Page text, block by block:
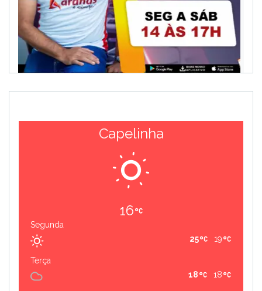
Capelinha
16
Segunda
19
25
Terça
18
18